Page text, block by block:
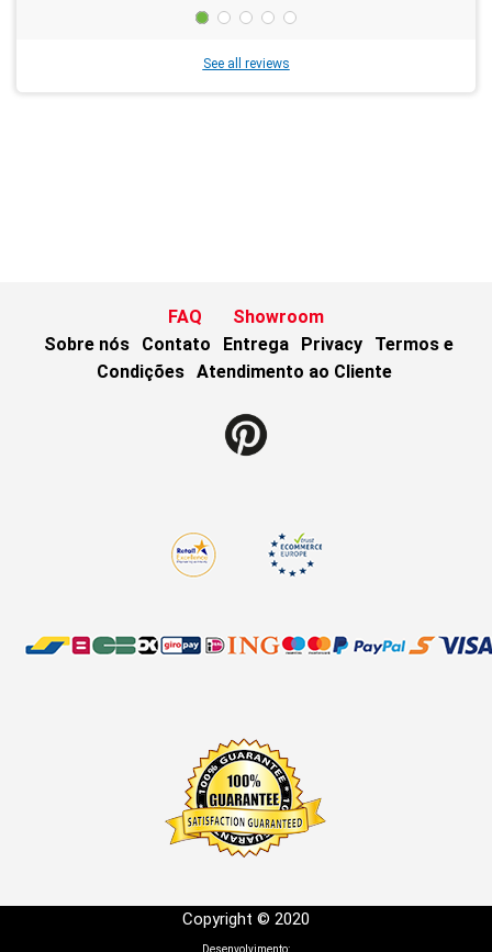
See all reviews
FAQ
Showroom
Sobre nós
Contato Entrega Privacy
Termos e
Condições
Atendimento ao Cliente
Copyright © 2020
Desenvolvimento: